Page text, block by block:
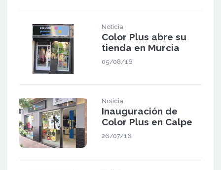
Noticia
Color Plus abre su
tienda en Murcia
05/08/16
Noticia
Inauguración de
Color Plus en Calpe
26/07/16